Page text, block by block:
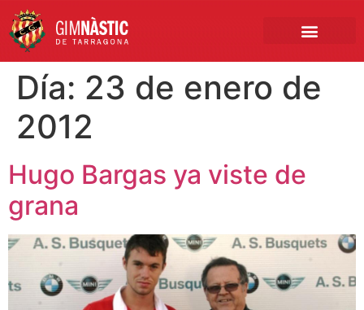
Día: 23 de enero de
2012
Hugo Bargas ya viste de
grana